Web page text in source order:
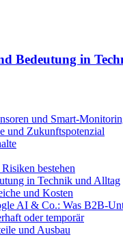
Bedeutung in
und Smart-
und Zukunftspotenzial
bestehen
in Technik und Alltag
und Kosten
AI & Co.: Was B2B-
oder temporär
und Ausbau